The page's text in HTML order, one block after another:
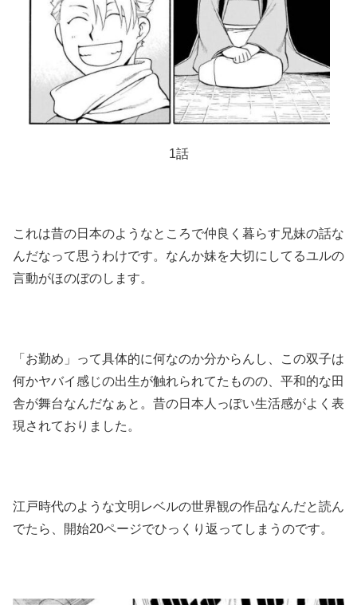
1話
これは昔の日本のようなところで仲良く暮らす兄妹の話な
んだなって思うわけです。なんか妹を大切にしてるユルの
言動がほのぼのします。
「お勤め」って具体的に何なのか分からんし、この双子は
何かヤバイ感じの出生が触れられてたものの、平和的な田
舎が舞台なんだなぁと。昔の日本人っぽい生活感がよく表
現されておりました。
江戸時代のような文明レベルの世界観の作品なんだと読ん
でたら、開始20ページでひっくり返ってしまうのです。